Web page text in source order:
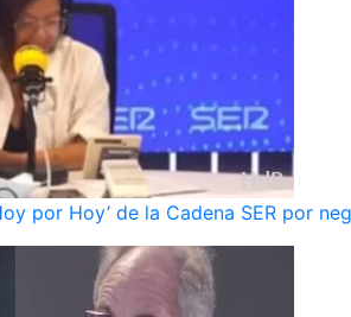
por Hoy’ de la Cadena SER por